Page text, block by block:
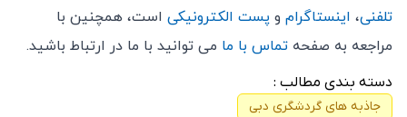
تلفنی، اینستاگرام و پست الکترونیکی است، همچنین با
مراجعه به صفحه تماس با ما می توانید با ما در ارتباط باشید.
دسته بندی مطالب :
جاذبه های گردشگری دبی